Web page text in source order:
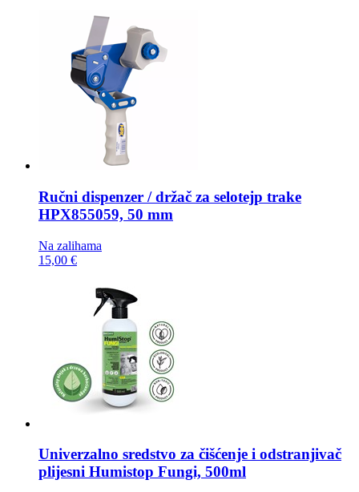
Ručni dispenzer / držač za selotejp trake
HPX855059, 50 mm
Na zalihama
15,00 €
Univerzalno sredstvo za čišćenje i odstranjivač
plijesni Humistop Fungi, 500ml